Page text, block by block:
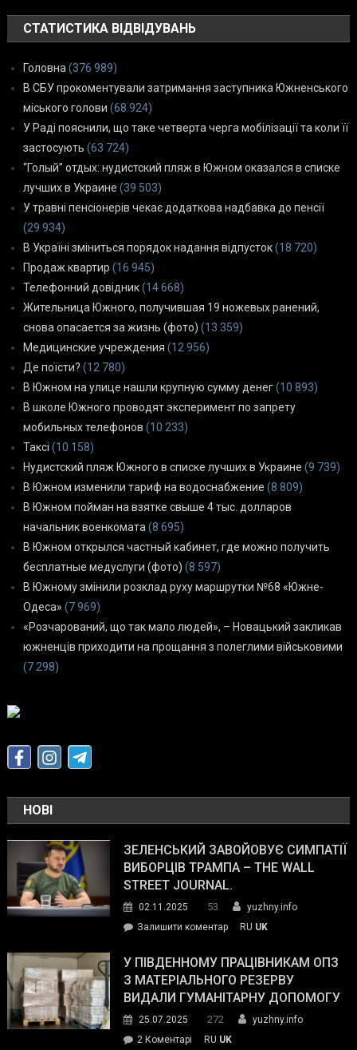
СТАТИСТИКА ВІДВІДУВАНЬ
Головна (376 989)
В СБУ прокоментували затримання заступника Южненського
міського голови (68 924)
У Раді пояснили, що таке четверта черга мобілізації та коли її
застосують (63 724)
“Голый” отдых: нудистский пляж в Южном оказался в списке
лучших в Украине (39 503)
У травні пенсіонерів чекає додаткова надбавка до пенсії
(29 934)
В Україні зміниться порядок надання відпусток(18 720)
Продаж квартир (16 945)
Телефонний довідник(14 668)
Жительница Южного, получившая 19 ножевых ранений,
снова опасается за жизнь (фото) (13 359)
Медицинские учреждения (12 956)
Де поїсти? (12 780)
В Южном на улице нашли крупную сумму денег(10 893)
В школе Южного проводят эксперимент по запрету
мобильных телефонов (10 233)
Таксі (10 158)
Нудистский пляж Южного в списке лучших в Украине (9 739)
В Южном изменили тариф на водоснабжение (8 809)
В Южном пойман на взятке свыше 4 тыс. долларов
начальник военкомата (8 695)
В Южном открылся частный кабинет, где можно получить
бесплатные медуслуги (фото) (8 597)
В Южному змінили розклад руху маршрутки №68 «Южне-
Одеса» (7 969)
«Розчарований, що так мало людей», – Новацький закликав
южненців приходити на прощання з полеглими військовими
(7 298)
НОВІ
ЗЕЛЕНСЬКИЙ ЗАВОЙОВУЄ СИМПАТІЇ
ВИБОРЦІВ ТРАМПА – THE WALL
STREET JOURNAL.
02.11.2025 53
yuzhny.info
Залишити коментарon
завойовує
симпатії
виборців
The
RU UK
У ПІВДЕННОМУ ПРАЦІВНИКАМ ОПЗ
З МАТЕРІАЛЬНОГО РЕЗЕРВУ
ВИДАЛИ ГУМАНІТАРНУ ДОПОМОГУ
25.07.2025 272
yuzhny.info
2 Коментарі
RU UK